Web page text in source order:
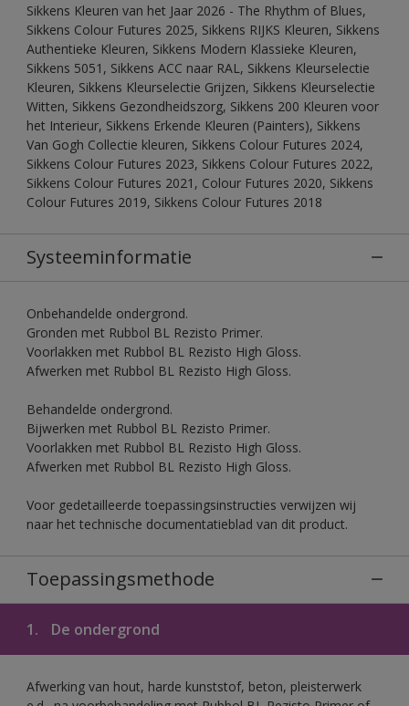
Sikkens Kleuren van het Jaar 2026 - The Rhythm of Blues,
Sikkens Colour Futures 2025, Sikkens RIJKS Kleuren, Sikkens
Authentieke Kleuren, Sikkens Modern Klassieke Kleuren,
Sikkens 5051, Sikkens ACC naar RAL, Sikkens Kleurselectie
Kleuren, Sikkens Kleurselectie Grijzen, Sikkens Kleurselectie
Witten, Sikkens Gezondheidszorg, Sikkens 200 Kleuren voor
het Interieur, Sikkens Erkende Kleuren (Painters), Sikkens
Van Gogh Collectie kleuren, Sikkens Colour Futures 2024,
Sikkens Colour Futures 2023, Sikkens Colour Futures 2022,
Sikkens Colour Futures 2021, Colour Futures 2020, Sikkens
Colour Futures 2019, Sikkens Colour Futures 2018
Systeeminformatie
Onbehandelde ondergrond.
Gronden met Rubbol BL Rezisto Primer.
Voorlakken met Rubbol BL Rezisto High Gloss.
Afwerken met Rubbol BL Rezisto High Gloss.
Behandelde ondergrond.
Bijwerken met Rubbol BL Rezisto Primer.
Voorlakken met Rubbol BL Rezisto High Gloss.
Afwerken met Rubbol BL Rezisto High Gloss.
Voor gedetailleerde toepassingsinstructies verwijzen wij
naar het technische documentatieblad van dit product.
Toepassingsmethode
1. De ondergrond
Afwerking van hout, harde kunststof, beton, pleisterwerk